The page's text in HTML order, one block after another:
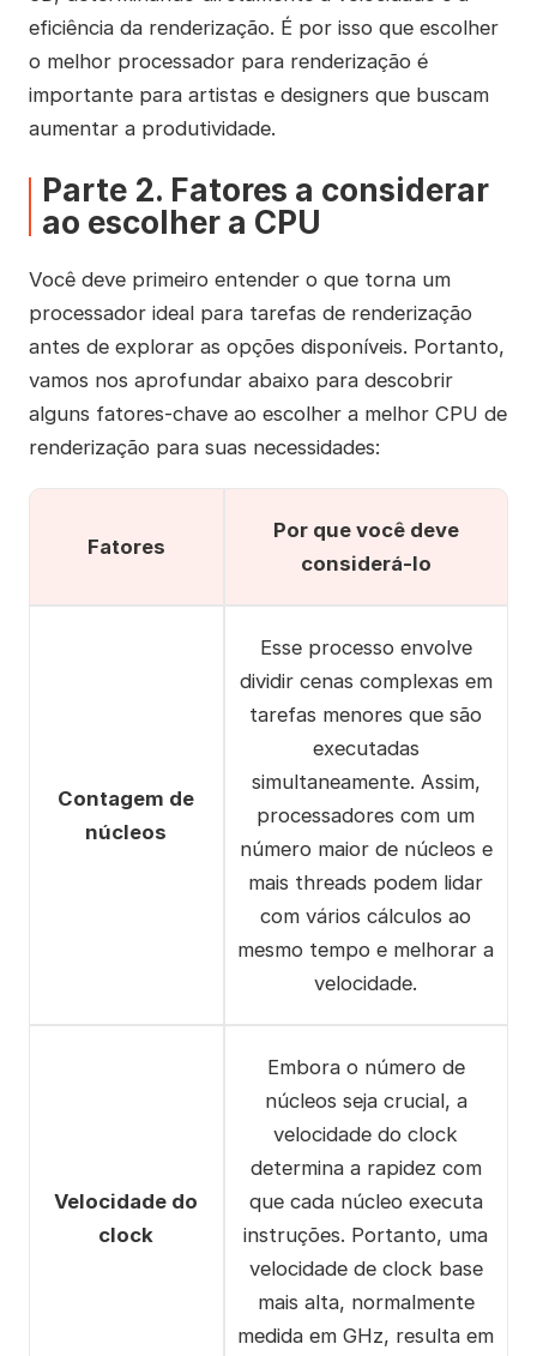
eficiência da renderização. É por isso que escolher
o melhor processador para renderização é
importante para artistas e designers que buscam
aumentar a produtividade.
Parte 2. Fatores a considerar
ao escolher a CPU
Você deve primeiro entender o que torna um
processador ideal para tarefas de renderização
antes de explorar as opções disponíveis. Portanto,
vamos nos aprofundar abaixo para descobrir
alguns fatores-chave ao escolher a melhor CPU de
renderização para suas necessidades:
Fatores
Por que você deve
considerá-lo
Contagem de
núcleos
Esse processo envolve
dividir cenas complexas em
tarefas menores que são
executadas
simultaneamente. Assim,
processadores com um
número maior de núcleos e
mais threads podem lidar
com vários cálculos ao
mesmo tempo e melhorar a
velocidade.
Velocidade do
clock
Embora o número de
núcleos seja crucial, a
velocidade do clock
determina a rapidez com
que cada núcleo executa
instruções. Portanto, uma
velocidade de clock base
mais alta, normalmente
medida em GHz, resulta em